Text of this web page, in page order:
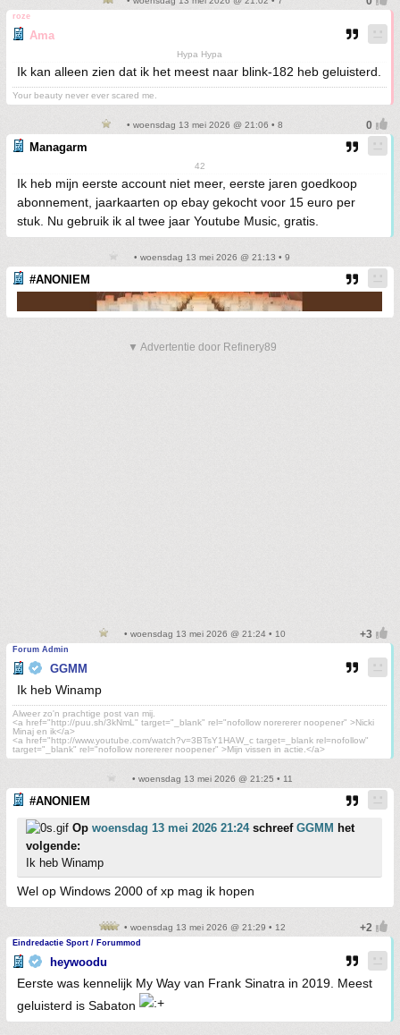
roze
Ama
Hypa Hypa
Ik kan alleen zien dat ik het meest naar blink-182 heb geluisterd.
Your beauty never ever scared me.
• woensdag 13 mei 2026 @ 21:06 • 8
Managarm
42
Ik heb mijn eerste account niet meer, eerste jaren goedkoop
abonnement, jaarkaarten op ebay gekocht voor 15 euro per
stuk. Nu gebruik ik al twee jaar Youtube Music, gratis.
• woensdag 13 mei 2026 @ 21:13 • 9
#ANONIEM
▼ Advertentie door Refinery89
• woensdag 13 mei 2026 @ 21:24 • 10
Forum Admin
GGMM
Ik heb Winamp
Alweer zo'n prachtige post van mij.
<a href="http://puu.sh/3kNmL" target="_blank" rel="nofollow norererer noopener" >Nicki
Minaj en ik</a>
<a href="http://www.youtube.com/watch?v=3BTsY1HAW_c target=_blank rel=nofollow"
target="_blank" rel="nofollow norererer noopener" >Mijn vissen in actie.</a>
• woensdag 13 mei 2026 @ 21:25 • 11
#ANONIEM
Op woensdag 13 mei 2026 21:24schreef GGMM het
volgende:
Ik heb Winamp
Wel op Windows 2000 of xp mag ik hopen
• woensdag 13 mei 2026 @ 21:29 • 12
Eindredactie Sport / Forummod
heywoodu
Eerste was kennelijk My Way van Frank Sinatra in 2019. Meest
geluisterd is Sabaton